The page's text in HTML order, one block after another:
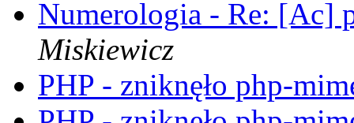
Numerologia - Re: [Ac]
Miskiewicz
PHP - zniknęło php-